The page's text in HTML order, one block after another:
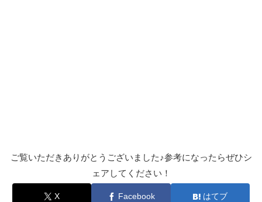
ご覧いただきありがとうございました♪参考になったらぜひシ
ェアしてください！
X Facebook はてブ